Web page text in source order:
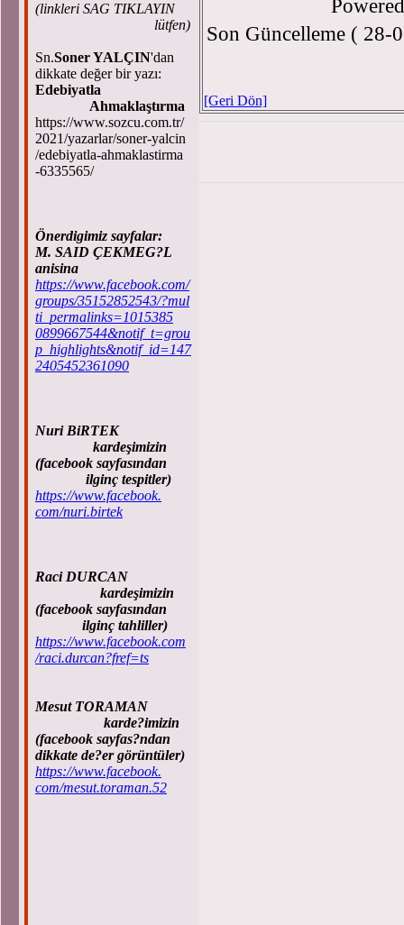
(linkleri SAG TIKLAYIN
lütfen)
Sn.Soner YALÇIN'dan
dikkate değer bir yazı:
Edebiyatla
Ahmaklaştırma
https://www.sozcu.com.tr/
2021/yazarlar/soner-yalcin
/edebiyatla-ahmaklastirma
-6335565/
Önerdigimiz sayfalar:
M. SAID ÇEKMEG?L
anisina
https://www.facebook.com/
groups/35152852543/?mul
ti_permalinks=1015385
0899667544&notif_t=grou
p_highlights&notif_id=147
2405452361090
Nuri BiRTEK
kardeşimizin
(facebook sayfasından
ilginç tespitler)
https://www.facebook.
com/nuri.birtek
Raci DURCAN
kardeşimizin
(facebook sayfasından
ilginç tahliller)
https://www.facebook.com
/raci.durcan?fref=ts
Mesut TORAMAN
karde?imizin
(facebook sayfas?ndan
dikkate de?er görüntüler)
https://www.facebook.
com/mesut.toraman.52
Son Güncelleme ( 28-
[Geri Dön]